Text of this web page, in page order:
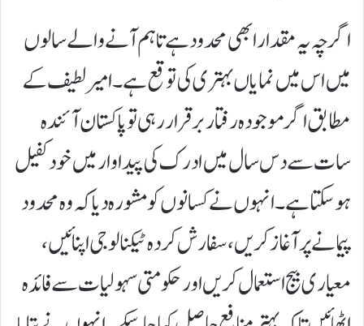
اگرچہ یہ مقدار ابھی محدود ہے تاہم آنے والے سالوں
میں اس میں نمایاں بہتری کی توقع ہے۔امیر لطیف کے
مطابق اگر موجودہ رفتار برقرار رہی تو پاکستان آئندہ
سات سے دس سال میں ادرک کی پیداوار میں خود کفیل
ہو سکتا ہے۔ انہوں نے کسانوں کو مشورہ دیا کہ وہ محدود
پیمانے پر آغاز کریں، سفارش کردہ ٹیکنالوجی اپنائیں،
معیاری بیج استعمال کریں اور حکومتی سہولیات سے فائدہ